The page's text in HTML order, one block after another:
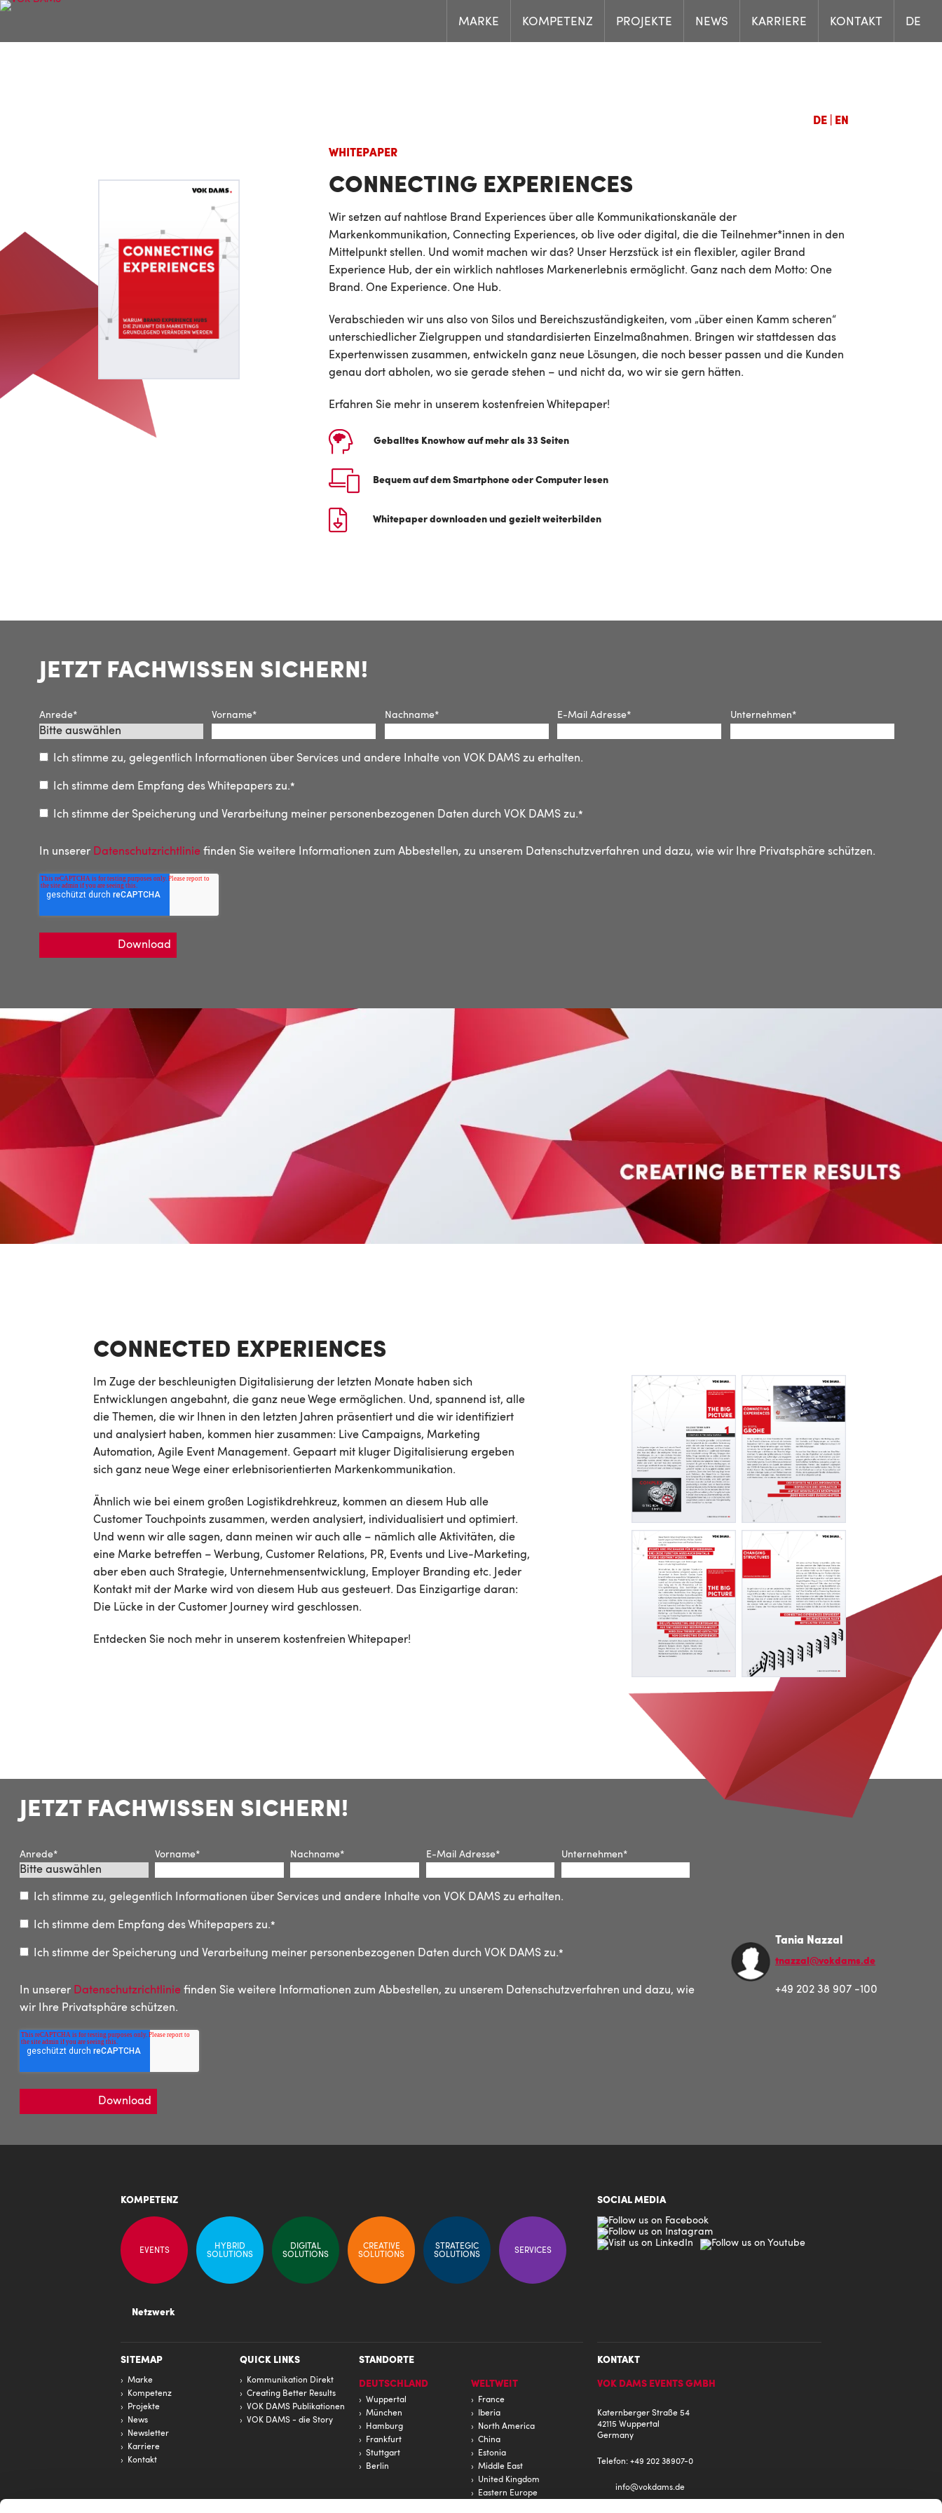
MARKE KOMPETENZ PROJEKTE NEWS KARRIERE KONTAKT DE
DE EN
WHITEPAPER
CONNECTING EXPERIENCES
Wir setzen auf nahtlose Brand Experiences über alle Kommunikationskanäle der
Markenkommunikation, Connecting Experiences, ob live oder digital, die die Teilnehmer*innen in den
Mittelpunkt stellen. Und womit machen wir das? Unser Herzstück ist ein flexibler, agiler Brand
Experience Hub, der ein wirklich nahtloses Markenerlebnis ermöglicht. Ganz nach dem Motto: One
Brand. One Experience. One Hub.
Verabschieden wir uns also von Silos und Bereichszuständigkeiten, vom „über einen Kamm scheren“
unterschiedlicher Zielgruppen und standardisierten Einzelmaßnahmen. Bringen wir stattdessen das
Expertenwissen zusammen, entwickeln ganz neue Lösungen, die noch besser passen und die Kunden
genau dort abholen, wo sie gerade stehen – und nicht da, wo wir sie gern hätten.
Erfahren Sie mehr in unserem kostenfreien Whitepaper!
Geballtes Knowhow auf mehr als 33 Seiten
Bequem auf dem Smartphone oder Computer lesen
Whitepaperdownloaden und gezielt weiterbilden
JETZT FACHWISSEN SICHERN!
Anrede* Vorname* Nachname* E-Mail Adresse* Unternehmen*
Ich stimme zu, gelegentlich Informationen über Services und andere Inhalte von VOK DAMS zu erhalten.
Ich stimme dem Empfang des Whitepapers zu.*
Ich stimme der Speicherung und Verarbeitung meiner personenbezogenen Daten durch VOK DAMS zu.*
In unserer Datenschutzrichtlinie finden Sie weitere Informationen zum Abbestellen, zu unserem Datenschutzverfahren und dazu, wie wir Ihre Privatsphäre schützen.
CONNECTED EXPERIENCES
Im Zuge der beschleunigten Digitalisierung der letzten Monate haben sich
Entwicklungen angebahnt, die ganz neue Wege ermöglichen. Und, spannend ist, alle
die Themen, die wir Ihnen in den letzten Jahren präsentiert und die wir identifiziert
und analysiert haben, kommen hier zusammen: Live Campaigns, Marketing
Automation, Agile Event Management. Gepaart mit kluger Digitalisierung ergeben
sich ganz neue Wege einer erlebnisorientierten Markenkommunikation.
Ähnlich wie bei einem großen Logistikdrehkreuz, kommen an diesem Hub alle
Customer Touchpoints zusammen, werden analysiert, individualisiert und optimiert.
Und wenn wir alle sagen, dann meinen wir auch alle – nämlich alle Aktivitäten, die
eine Marke betreffen – Werbung, Customer Relations, PR, Events und Live-Marketing,
aber eben auch Strategie, Unternehmensentwicklung, Employer Branding etc. Jeder
Kontakt mit der Marke wird von diesem Hub aus gesteuert. Das Einzigartige daran:
Die Lücke in der Customer Journey wird geschlossen.
Entdecken Sie noch mehr in unserem kostenfreien Whitepaper!
JETZT FACHWISSEN SICHERN!
Anrede* Vorname* Nachname* E-Mail Adresse* Unternehmen*
Ich stimme zu, gelegentlich Informationen über Services und andere Inhalte von VOK DAMS zu erhalten.
Ich stimme dem Empfang des Whitepapers zu.*
Ich stimme der Speicherung und Verarbeitung meiner personenbezogenen Daten durch VOK DAMS zu.*
In unserer Datenschutzrichtlinie finden Sie weitere Informationen zum Abbestellen, zu unserem Datenschutzverfahren und dazu, wie
wir Ihre Privatsphäre schützen.
Tania Nazzal
tnazzal@vokdams.de
+49 202 38 907 -100
KOMPETENZ
EVENTS
HYBRID
SOLUTIONS
DIGITAL
SOLUTIONS
CREATIVE
SOLUTIONS
STRATEGIC
SOLUTIONS
SERVICES
Netzwerk
SOCIAL MEDIA
SITEMAP
Marke
Kompetenz
Projekte
News
Newsletter
Karriere
Kontakt
QUICK LINKS
Kommunikation Direkt
Creating Better Results
VOK DAMS Publikationen
VOK DAMS - die Story
STANDORTE
DEUTSCHLAND
Wuppertal
München
Hamburg
Frankfurt
Stuttgart
Berlin
WELTWEIT
France
Iberia
North America
China
Estonia
Middle East
United Kingdom
Eastern Europe
KONTAKT
VOK DAMS EVENTS GMBH
Katernberger Straße 54
42115 Wuppertal
Germany
Telefon: +49 202 38907-0
info@vokdams.de